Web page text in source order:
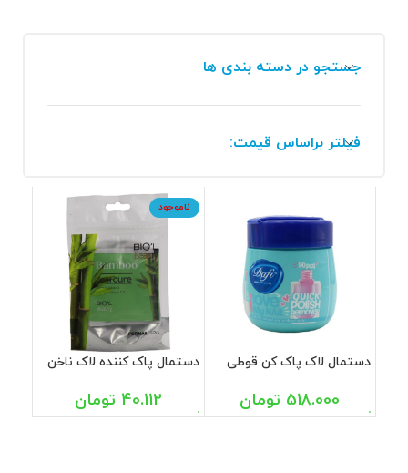
جستجو در دسته بندی ها
فیلتر براساس قیمت:
دستمال لاک پاک کن قوطی
518.000 تومان
ناموجود
دستمال پاک کننده لاک ناخن
40.112 تومان